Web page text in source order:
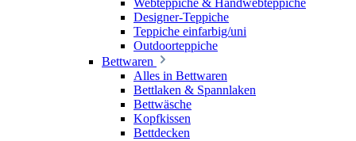
Webteppiche & Handwebteppiche
Designer-Teppiche
Teppiche einfarbig/uni
Outdoorteppiche
Bettwaren
Alles in Bettwaren
Bettlaken & Spannlaken
Bettwäsche
Kopfkissen
Bettdecken